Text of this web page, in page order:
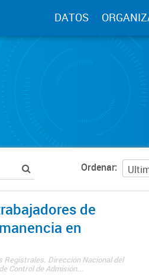
DATOS
Ordenar
de
en
Dirección Nacional del
Control de Admisión...